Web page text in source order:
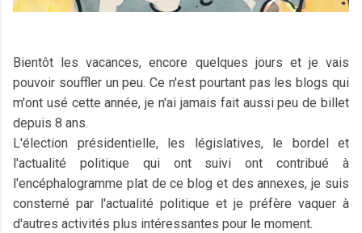
Bientôt les vacances, encore quelques jours et je vais
pouvoir souffler un peu. Ce n'est pourtant pas les blogs qui
m'ont usé cette année, je n'ai jamais fait aussi peu de billet
depuis 8 ans.
L'élection présidentielle, les législatives, le bordel et
l'actualité politique qui ont suivi ont contribué à
l'encéphalogramme plat de ce blog et des annexes, je suis
consterné par l'actualité politique et je préfère vaquer à
d'autres activités plus intéressantes pour le moment.